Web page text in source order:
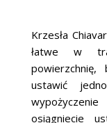
Krzesła
łatwe w
ustawić
osiągniecie